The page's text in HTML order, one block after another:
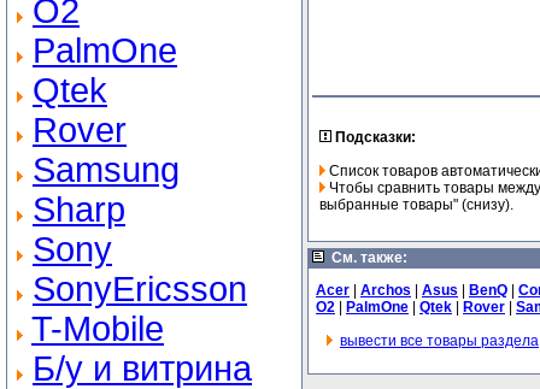
O2
PalmOne
Qtek
Rover
Samsung
Sharp
Sony
SonyEricsson
T-Mobile
Б/у и витрина
Подсказки:
Список товаров
Чтобы сравнить товары
выбранные товары" (снизу).
См. также:
Acer
Archos Asus BenQ
O2
PalmOne Qtek Rover
вывести все товары раздела